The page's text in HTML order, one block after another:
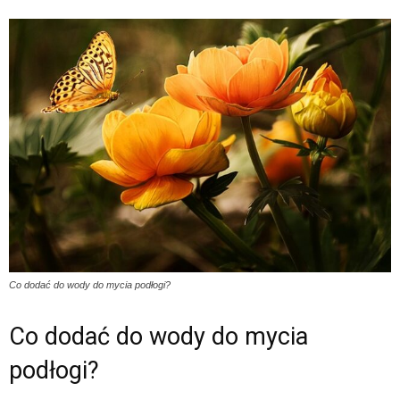
Co dodać do wody do mycia podłogi?
Co dodać do wody do mycia
podłogi?